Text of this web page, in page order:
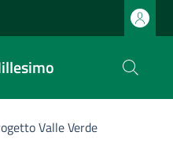
Valle Verde